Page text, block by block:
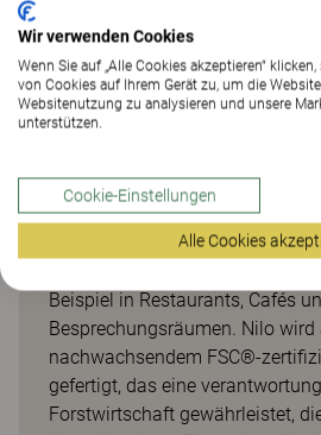
Praktischer und
Holzschalenstuhl
Holzschalenstuhl, der in
erhältlich ist, die eine komplette
seiner schlichten Form lässt er
Beispiel in Restaurants, Cafés
Besprechungsräumen. Nilo wird
nachwachsendem FSC®-
gefertigt, das eine
Forstwirtschaft gewährleistet,
Wir verwenden Cookies
Wenn Sie auf „Alle Cookies akzeptieren“
von Cookies auf Ihrem Gerät zu, um die
Websitenutzung zu analysieren und unsere
unterstützen.
Cookie-Einstellungen
Alle Cookies